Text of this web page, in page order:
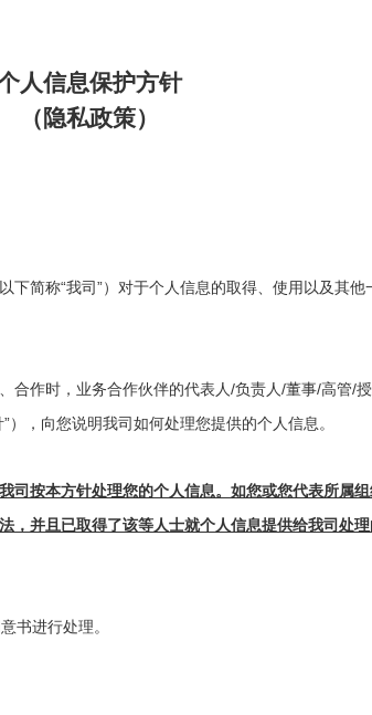
人信息保护方针
（隐私政策）
下简称“我司 ”）对于个人信息的取得、使用以及其
合作时，业务合作伙伴的代表人/负责人/董事/高管/
”），向您说明我司如何处理您提供的个人信息。
按本方针处理您的个人信息。如您或您代表所属
并且已取得了该等人士就个人信息提供给我司处
书进行处理。